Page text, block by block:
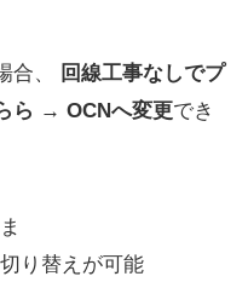
合、
回線工事なしでプ
ら → OCNへ変更でき
り替えが可能